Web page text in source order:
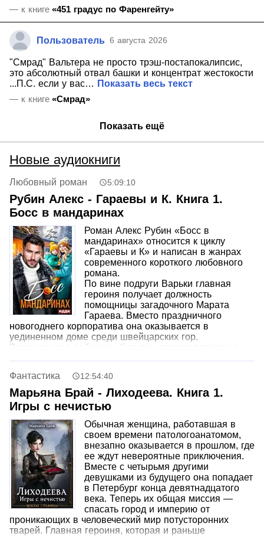
— к книге «451 градус по Фаренгейту»
Пользователь 6 августа 2026
"Смрад" Вальтера не просто трэш-постапокалипсис,
это абсолютный отвал башки и концентрат жестокости
...П.C. если у вас… Показать весь текст
— к книге «Смрад»
Показать ещё
Новые аудиокниги
Любовный роман 5:09:10
Рубин Алекс - Гараевы и К. Книга 1.
Босс в мандаринах
Роман Алекс Рубин «Босс в
мандаринах» относится к циклу
«Гараевы и К» и написан в жанрах
современного короткого любовного
романа.
По вине подруги Варьки главная
героиня получает должность
помощницы загадочного Марата
Гараева. Вместо праздничного
новогоднего корпоратива она оказывается в
уединенном доме среди швейцарских гор.
Возмущенная рабочими буднями вместо праздника,
снисходительно отмахивается. Тогда героиня решает
принять вызов и показать Большому Боссу, что она
умеет быть далеко не только хорошей девочкой.
Фантастика 12:54:40
Марьяна Брай - Лиходеева. Книга 1.
Игры с нечистью
Обычная женщина, работавшая в
своем времени патологоанатомом,
внезапно оказывается в прошлом, где
ее ждут невероятные приключения.
Вместе с четырьмя другими
девушками из будущего она попадает
в Петербург конца девятнадцатого
века. Теперь их общая миссия —
спасать город и империю от
проникающих в человеческий мир потусторонних
тварей. Главная героиня, которая и раньше